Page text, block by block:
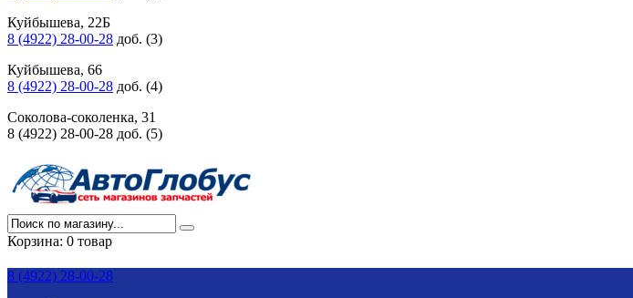
Куйбышева, 22Б
8 (4922) 28-00-28 доб. (3)
Куйбышева, 66
8 (4922) 28-00-28 доб. (4)
Соколова-соколенка, 31
8 (4922) 28-00-28 доб. (5)
Корзина: 0 товар
8 (4922) 28-00-28